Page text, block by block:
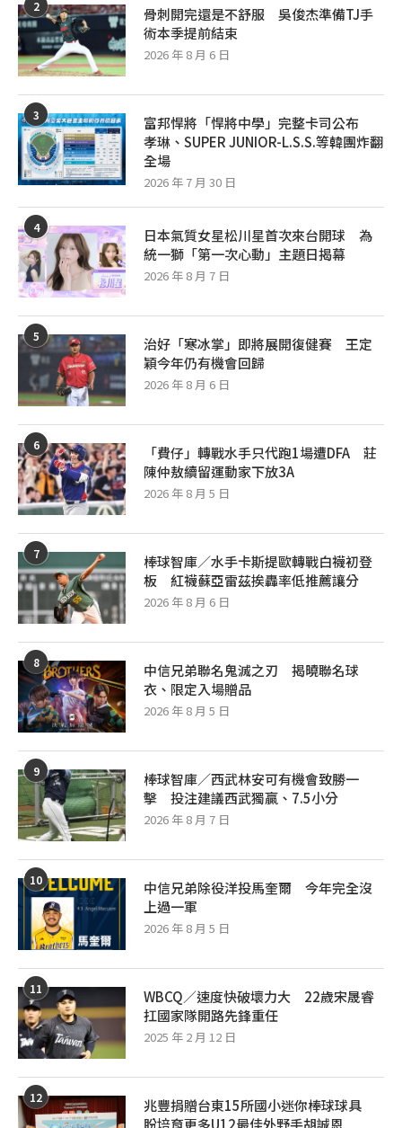
2
骨刺開完還是不舒服 吳俊杰準備TJ手
術本季提前結束
2026 年 8 月 6 日
3
富邦悍將「悍將中學」完整卡司公布
孝琳、SUPER JUNIOR-L.S.S.等韓團炸翻
全場
2026 年 7 月 30 日
4
日本氣質女星松川星首次來台開球 為
統一獅「第一次心動」主題日揭幕
2026 年 8 月 7 日
5
治好「寒冰掌」即將展開復健賽 王定
穎今年仍有機會回歸
2026 年 8 月 6 日
6
「費仔」轉戰水手只代跑1場遭DFA 莊
陳仲敖續留運動家下放3A
2026 年 8 月 5 日
7
棒球智庫／水手卡斯提歐轉戰白襪初登
板 紅襪蘇亞雷茲挨轟率低推薦讓分
2026 年 8 月 6 日
8
中信兄弟聯名鬼滅之刃 揭曉聯名球
衣、限定入場贈品
2026 年 8 月 5 日
9
棒球智庫／西武林安可有機會致勝一
擊 投注建議西武獨贏、7.5小分
2026 年 8 月 7 日
10
中信兄弟除役洋投馬奎爾 今年完全沒
上過一軍
2026 年 8 月 5 日
11
WBCQ／速度快破壞力大 22歲宋晟睿
扛國家隊開路先鋒重任
2025 年 2 月 12 日
12
兆豐捐贈台東15所國小迷你棒球球具
盼培育更多U12最佳外野手胡誠恩